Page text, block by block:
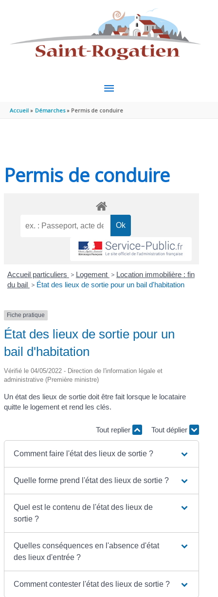
MENU
PRINCIPAL
Accueil Démarches Permis de conduire
Permis de conduire
Accueil particuliers > Logement > Location immobilière : fin
du bail > État des lieux de sortie pour un bail d'habitation
Fiche pratique
État des lieux de sortie pour un
bail d'habitation
Vérifié le 04/05/2022 - Direction de l'information légale et
administrative (Première ministre)
Un état des lieux de sortie doit être fait lorsque le locataire
quitte le logement et rend les clés.
Tout replier Tout déplier
Comment faire l'état des lieux de sortie ?
Quelle forme prend l'état des lieux de sortie ?
Quel est le contenu de l'état des lieux de
sortie ?
Quelles conséquences en l'absence d'état
des lieux d'entrée ?
Comment contester l'état des lieux de sortie ?